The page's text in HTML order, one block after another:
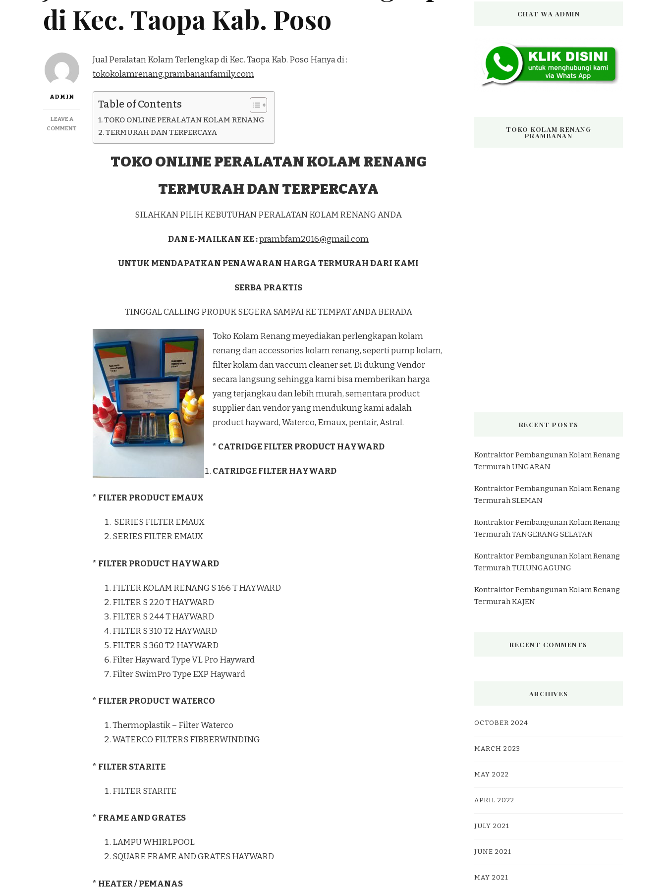
di Kec. Taopa Kab. Poso
ADMIN
LEAVE A
COMMENT
TERLENGKAP
Jual Peralatan Kolam Terlengkap di Kec. Taopa Kab. Poso Hanya di :
tokokolamrenang.prambananfamily.com
Table of Contents
TOKO ONLINE PERALATAN KOLAM RENANG
TERMURAH DAN TERPERCAYA
TOKO ONLINE PERALATAN KOLAM RENANG
TERMURAH DAN TERPERCAYA
SILAHKAN PILIH KEBUTUHAN PERALATAN KOLAM RENANG ANDA
DAN E-MAILKAN KE :prambfam2016@gmail.com
UNTUK MENDAPATKAN PENAWARAN HARGA TERMURAH DARI KAMI
SERBA PRAKTIS
TINGGAL CALLING PRODUK SEGERA SAMPAI KE TEMPAT ANDA BERADA
Toko Kolam Renang meyediakan perlengkapan kolam
renang dan accessories kolam renang, seperti pump kolam,
filter kolam dan vaccum cleaner set. Di dukung Vendor
secara langsung sehingga kami bisa memberikan harga
yang terjangkau dan lebih murah, sementara product
supplier dan vendor yang mendukung kami adalah
product hayward, Waterco, Emaux, pentair, Astral.
* CATRIDGE FILTER PRODUCT HAYWARD
CATRIDGE FILTER HAYWARD
* FILTER PRODUCT EMAUX
SERIES FILTER EMAUX
SERIES FILTER EMAUX
* FILTER PRODUCT HAYWARD
FILTER KOLAM RENANG S 166 T HAYWARD
FILTER S 220 T HAYWARD
FILTER S 244 T HAYWARD
FILTER S 310 T2 HAYWARD
FILTER S 360 T2 HAYWARD
Filter Hayward Type VL Pro Hayward
Filter SwimPro Type EXP Hayward
* FILTER PRODUCT WATERCO
Thermoplastik – Filter Waterco
WATERCO FILTERS FIBBERWINDING
* FILTER STARITE
FILTER STARITE
* FRAME AND GRATES
LAMPU WHIRLPOOL
SQUARE FRAME AND GRATES HAYWARD
* HEATER / PEMANAS
CHAT WA ADMIN
TOKO KOLAM RENANG
PRAMBANAN
RECENT POSTS
Kontraktor Pembangunan Kolam Renang
Termurah UNGARAN
Kontraktor Pembangunan Kolam Renang
Termurah SLEMAN
Kontraktor Pembangunan Kolam Renang
Termurah TANGERANG SELATAN
Kontraktor Pembangunan Kolam Renang
Termurah TULUNGAGUNG
Kontraktor Pembangunan Kolam Renang
Termurah KAJEN
RECENT COMMENTS
ARCHIVES
OCTOBER 2024
MARCH 2023
MAY 2022
APRIL 2022
JULY 2021
JUNE 2021
MAY 2021